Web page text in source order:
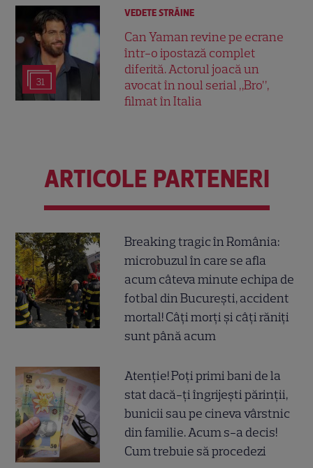
31
VEDETE STRĂINE
Can Yaman revine pe ecrane
într-o ipostază complet
diferită. Actorul joacă un
avocat în noul serial „Bro”,
filmat în Italia
ARTICOLE PARTENERI
Breaking tragic în România:
microbuzul în care se afla
acum câteva minute echipa de
fotbal din București, accident
mortal! Câți morți și câți răniți
sunt până acum
Atenție! Poți primi bani de la
stat dacă-ți îngrijești părinții,
bunicii sau pe cineva vârstnic
din familie. Acum s-a decis!
Cum trebuie să procedezi